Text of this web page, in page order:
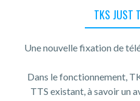
TKS JUST
Une nouvelle fixation de
Dans le fonctionnement,
TTS existant, à savoir un